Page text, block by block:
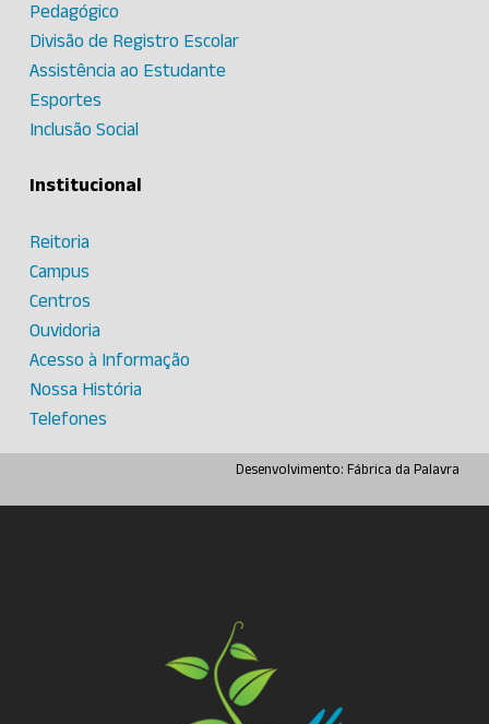
Pedagógico
Divisão de Registro Escolar
Assistência ao Estudante
Esportes
Inclusão Social
Institucional
Reitoria
Campus
Centros
Ouvidoria
Acesso à Informação
Nossa História
Telefones
Desenvolvimento: Fábrica da Palavra